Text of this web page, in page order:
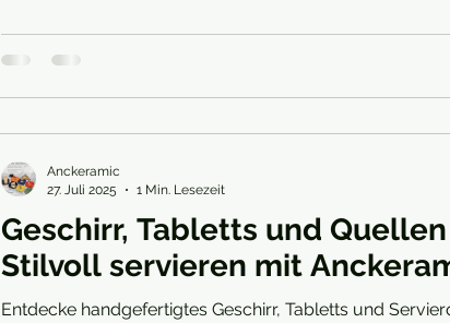
Plastikutensil
Geschirr, Tabletts und
Stilvoll servieren mit
Entdecke handgefertigtes Geschirr, Tabletts und
Anckeramic
27. Juli 2025
1 Min. Lesezeit